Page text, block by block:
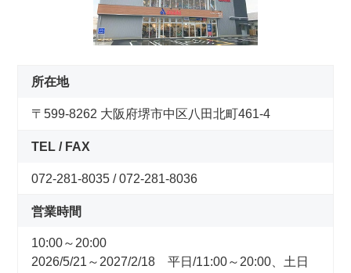
自転車・パーツの使い方・選び方
コンセプトストア
製品情報
オリジナルブランド一覧
所在地
〒599-8262 大阪府堺市中区八田北町461-4
TEL / FAX
072-281-8035 / 072-281-8036
営業時間
10:00～20:00
2026/5/21～2027/2/18 平日/11:00～20:00、土日